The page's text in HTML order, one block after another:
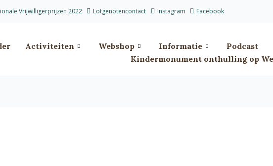
Vrijwilligerprijzen 2022 Lotgenotencontact Instagram Facebook
Activiteiten Webshop Informatie Podcast
Kindermonument onthulling op